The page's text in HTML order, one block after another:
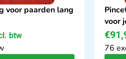
voor paarden lang
btw
voor
€
76